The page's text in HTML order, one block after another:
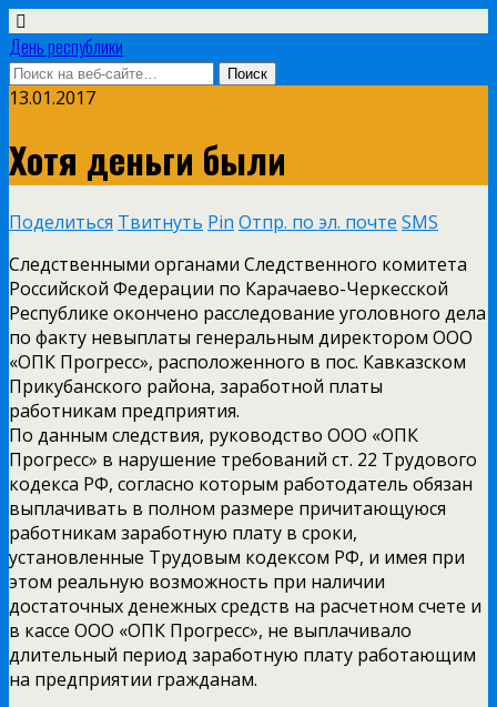
День республики
13.01.2017
Хотя деньги были
Поделиться Твитнуть Pin Отпр. по эл. почте SMS
Следственными органами Следственного комитета
Российской Федерации по Карачаево-Черкесской
Республике окончено расследование уголовного дела
по факту невыплаты генеральным директором ООО
«ОПК Прогресс», расположенного в пос. Кавказском
Прикубанского района, заработной платы
работникам предприятия.
По данным следствия, руководство ООО «ОПК
Прогресс» в нарушение требований ст. 22 Трудового
кодекса РФ, согласно которым работодатель обязан
выплачивать в полном размере причитающуюся
работникам заработную плату в сроки,
установленные Трудовым кодексом РФ, и имея при
этом реальную возможность при наличии
достаточных денежных средств на расчетном счете и
в кассе ООО «ОПК Прогресс», не выплачивало
длительный период заработную плату работающим
на предприятии гражданам.